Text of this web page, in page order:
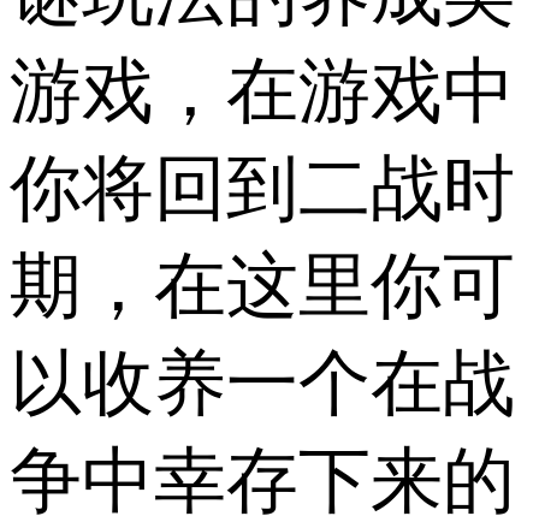
游戏，在游戏中
你将回到二战时
期，在这里你可
以收养一个在战
争中幸存下来的